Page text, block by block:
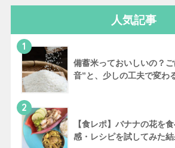
人気記事
1
備蓄米っておいしいの？
音”と、少しの工夫で変わ
2
【食レポ】バナナの花を
感・レシピを試してみた